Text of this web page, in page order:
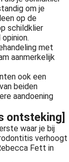
om je
op de
schildklier
met
aanmerkelijk
ook een
beiden
aandoening
ontsteking]
waar je bij
verhoogt
Fett in